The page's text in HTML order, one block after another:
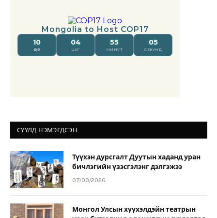
СҮҮЛД НЭМЭГДСЭН
Түүхэн дурсгалт Дуутын хаданд уран
бичлэгийн үзэсгэлэнг дэлгэжээ
07/08/2026
Монгол Улсын хүүхэлдэйн театрын